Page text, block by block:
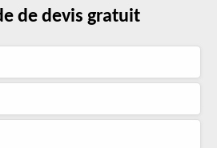
de devis gratuit